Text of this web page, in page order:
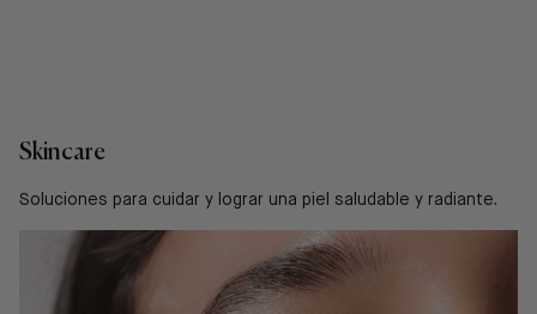
Skincare
Soluciones para cuidar y lograr una piel saludable y radiante.